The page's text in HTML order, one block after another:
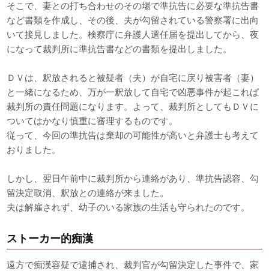
そこで、妻との打ち合わせのその場で準抗告に必要な準抗告書
など書類を作成し、その後、夫が勾留されている警察署に出向
いて接見しました。検察庁に弁護人選任届を提出してから、夜
になって裁判所に準抗告書などの書類を提出しました。
ＤＶは、釈放されると被疑者（夫）が自宅に戻り被害者（妻）
と一緒になるため、万が一釈放して自宅で凶悪事件が起これば
裁判所の責任問題になります。よって、裁判所としてもＤＶに
ついてはかなり慎重に審理するものです。
従って、今回の準抗告は棄却の可能性が高いと弁護士も考えて
おりました。
しかし、翌日午前中に裁判所から連絡があり、準抗告認容、勾
留決定取消、釈放との連絡が来ました。
夫は解雇されず、幼子のいる家族の生活も守られたのです。
ストーカー的痴漢
遠方で痴漢容疑で逮捕され、裁判官が勾留決定した事件で、家